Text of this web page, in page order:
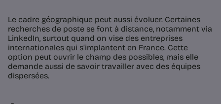
Le cadre géographique peut aussi évoluer. Certaines
recherches de poste se font à distance, notamment via
LinkedIn, surtout quand on vise des entreprises
internationales qui s’implantent en France. Cette
option peut ouvrir le champ des possibles, mais elle
demande aussi de savoir travailler avec des équipes
dispersées.